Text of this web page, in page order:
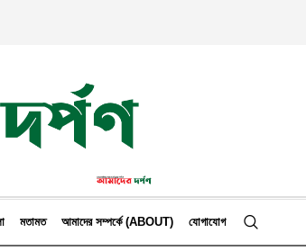
মতামত আমাদের সম্পর্কে (ABOUT) যোগাযোগ